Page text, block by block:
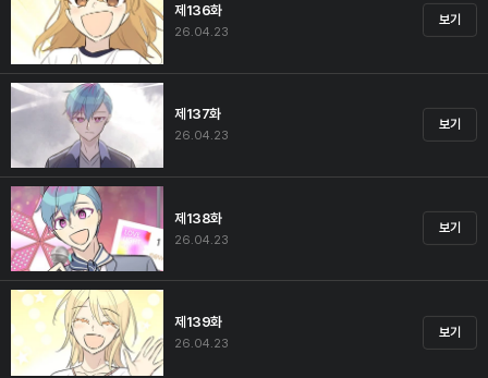
제136화
26.04.23
보기
제137화
26.04.23
보기
제138화
26.04.23
보기
제139화
26.04.23
보기